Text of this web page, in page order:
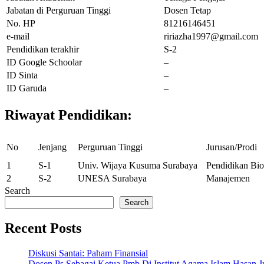
Jabatan di Perguruan Tinggi
Dosen Tetap
No. HP
81216146451
e-mail
ririazha1997@gmail.com
Pendidikan terakhir
S-2
ID Google Schoolar
–
ID Sinta
–
ID Garuda
–
Riwayat Pendidikan:
No Jenjang Perguruan Tinggi
Jurusan/Prodi
1
S-1 Univ. Wijaya Kusuma Surabaya
Pendidikan
2
S-2 UNESA Surabaya
Manajemen
Search
Search
Recent Posts
Diskusi Santai: Paham Finansial